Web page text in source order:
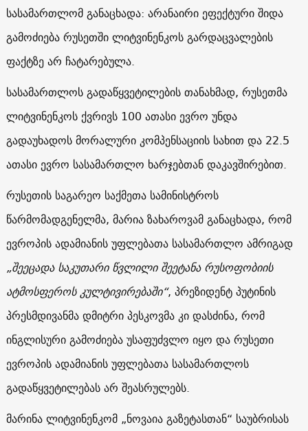
სასამართლომ განაცხადა: არანაირი ეფექტური შიდა
გამოძიება რუსეთში ლიტვინენკოს გარდაცვალების
ფაქტზე არ ჩატარებულა.
სასამართლოს გადაწყვეტილების თანახმად, რუსეთმა
ლიტვინენკოს ქვრივს 100 ათასი ევრო უნდა
გადაუხადოს მორალური კომპენსაციის სახით და 22.5
ათასი ევრო სასამართლო ხარჯებთან დაკავშირებით.
რუსეთის საგარეო საქმეთა სამინისტროს
წარმომადგენელმა, მარია ზახაროვამ განაცხადა, რომ
ევროპის ადამიანის უფლებათა სასამართლო ამრიგად
„შეეცადა საკუთარი წვლილი შეეტანა რუსოფობიის
ატმოსფეროს კულტივირებაში“, პრეზიდენტ პუტინის
პრესმდივანმა დმიტრი პესკოვმა კი დასძინა, რომ
ინგლისური გამოძიება უსაფუძვლო იყო და რუსეთი
ევროპის ადამიანის უფლებათა სასამართლოს
გადაწყვეტილებას არ შეასრულებს.
მარინა ლიტვინენკომ „ნოვაია გაზეტასთან“ საუბრისას